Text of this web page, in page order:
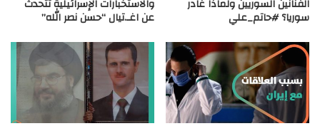
الفنانين السوريين ولماذا غادر
سوريا؟ #حاتم_علي
والاستخبارات الإسرائيلية تتحدث
عن اغـ.تيال “حسن نصر الله”